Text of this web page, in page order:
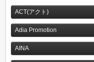
ACT(アクト)
Adia Promotion
AINA